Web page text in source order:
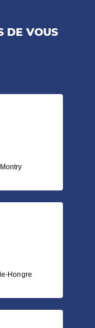
DE VOUS
Hongre